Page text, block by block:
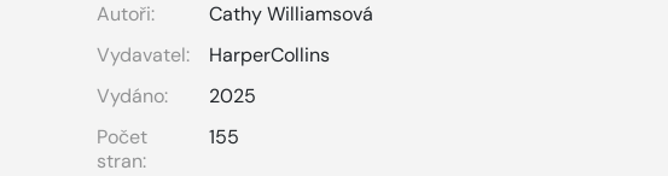
Autoři:
Cathy Williamsová
Vydavatel:
HarperCollins
Vydáno:
2025
Počet
stran:
155